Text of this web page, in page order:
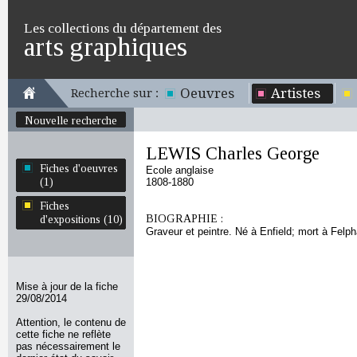
Les collections du département des
arts graphiques
Recherche sur : Oeuvres Artistes
Nouvelle recherche
Fiches d'oeuvres
(1)
Fiches
d'expositions (10)
Mise à jour de la fiche
29/08/2014
Attention, le contenu de
cette fiche ne reflète
pas nécessairement le
LEWIS Charles George
Ecole anglaise
1808-1880
BIOGRAPHIE :
Graveur et peintre. Né à Enfield; mort à